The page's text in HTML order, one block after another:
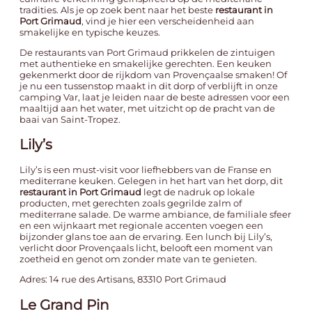
tradities. Als je op zoek bent naar het beste restaurant in
Port Grimaud, vind je hier een verscheidenheid aan
smakelijke en typische keuzes.
De restaurants van Port Grimaud prikkelen de zintuigen
met authentieke en smakelijke gerechten. Een keuken
gekenmerkt door de rijkdom van Provençaalse smaken! Of
je nu een tussenstop maakt in dit dorp of verblijft in onze
camping Var, laat je leiden naar de beste adressen voor een
maaltijd aan het water, met uitzicht op de pracht van de
baai van Saint-Tropez.
Lily’s
Lily’s is een must-visit voor liefhebbers van de Franse en
mediterrane keuken. Gelegen in het hart van het dorp, dit
restaurant in Port Grimaud legt de nadruk op lokale
producten, met gerechten zoals gegrilde zalm of
mediterrane salade. De warme ambiance, de familiale sfeer
en een wijnkaart met regionale accenten voegen een
bijzonder glans toe aan de ervaring. Een lunch bij Lily’s,
verlicht door Provençaals licht, belooft een moment van
zoetheid en genot om zonder mate van te genieten.
Adres: 14 rue des Artisans, 83310 Port Grimaud
Le Grand Pin